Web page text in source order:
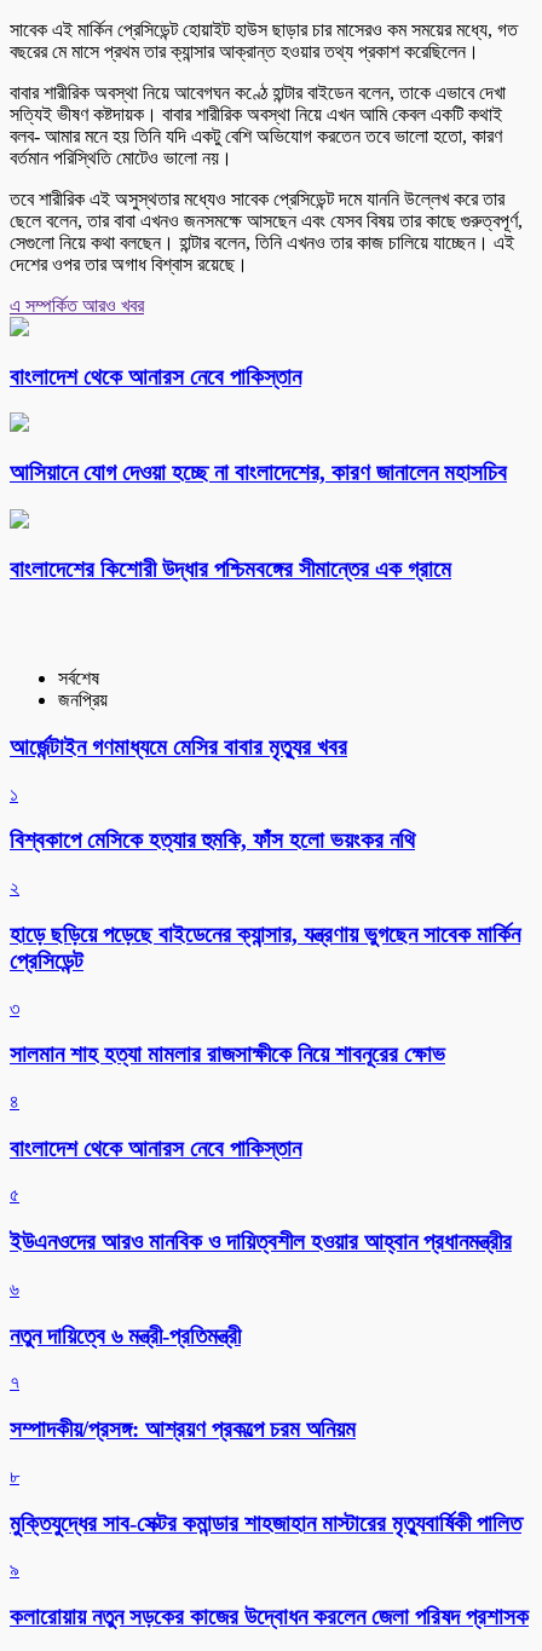
সাবেক এই মার্কিন প্রেসিডেন্ট হোয়াইট হাউস ছাড়ার চার মাসেরও কম সময়ের মধ্যে, গত
বছরের মে মাসে প্রথম তার ক্যান্সার আক্রান্ত হওয়ার তথ্য প্রকাশ করেছিলেন।
বাবার শারীরিক অবস্থা নিয়ে আবেগঘন কণ্ঠে হান্টার বাইডেন বলেন, তাকে এভাবে দেখা
সত্যিই ভীষণ কষ্টদায়ক। বাবার শারীরিক অবস্থা নিয়ে এখন আমি কেবল একটি কথাই
বলব- আমার মনে হয় তিনি যদি একটু বেশি অভিযোগ করতেন তবে ভালো হতো, কারণ
বর্তমান পরিস্থিতি মোটেও ভালো নয়।
তবে শারীরিক এই অসুস্থতার মধ্যেও সাবেক প্রেসিডেন্ট দমে যাননি উল্লেখ করে তার
ছেলে বলেন, তার বাবা এখনও জনসমক্ষে আসছেন এবং যেসব বিষয় তার কাছে গুরুত্বপূর্ণ,
সেগুলো নিয়ে কথা বলছেন। হান্টার বলেন, তিনি এখনও তার কাজ চালিয়ে যাচ্ছেন। এই
দেশের ওপর তার অগাধ বিশ্বাস রয়েছে।
এ সম্পর্কিত আরও খবর
বাংলাদেশ থেকে আনারস নেবে পাকিস্তান
আসিয়ানে যোগ দেওয়া হচ্ছে না বাংলাদেশের, কারণ জানালেন মহাসচিব
বাংলাদেশের কিশোরী উদ্ধার পশ্চিমবঙ্গের সীমান্তের এক গ্রামে
সর্বশেষ
জনপ্রিয়
আর্জেন্টাইন গণমাধ্যমে মেসির বাবার মৃত্যুর খবর
১
বিশ্বকাপে মেসিকে হত্যার হুমকি, ফাঁস হলো ভয়ংকর নথি
২
হাড়ে ছড়িয়ে পড়েছে বাইডেনের ক্যান্সার, যন্ত্রণায় ভুগছেন সাবেক মার্কিন
প্রেসিডেন্ট
৩
সালমান শাহ হত্যা মামলার রাজসাক্ষীকে নিয়ে শাবনূরের ক্ষোভ
৪
বাংলাদেশ থেকে আনারস নেবে পাকিস্তান
৫
ইউএনওদের আরও মানবিক ও দায়িত্বশীল হওয়ার আহ্বান প্রধানমন্ত্রীর
৬
নতুন দায়িত্বে ৬ মন্ত্রী-প্রতিমন্ত্রী
৭
সম্পাদকীয়/প্রসঙ্গ: আশ্রয়ণ প্রকল্পে চরম অনিয়ম
৮
মুক্তিযুদ্ধের সাব-সেক্টর কমান্ডার শাহজাহান মাস্টারের মৃত্যুবার্ষিকী পালিত
৯
কলারোয়ায় নতুন সড়কের কাজের উদ্বোধন করলেন জেলা পরিষদ প্রশাসক